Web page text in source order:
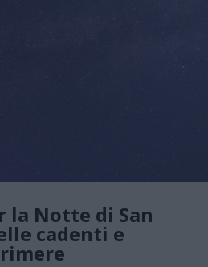
la Notte di San
cadenti e